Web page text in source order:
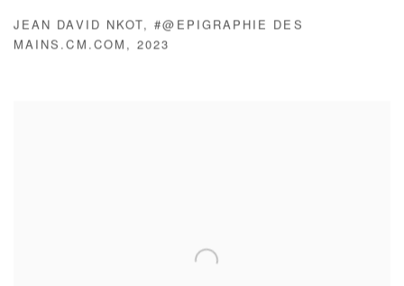
JEAN DAVID NKOT ,#@EPIGRAPHIE DES
MAINS.CM.COM ,2023